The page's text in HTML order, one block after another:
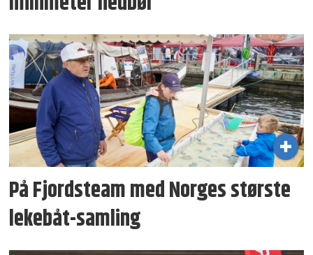
På Fjordsteam med Norges største
lekebåt-samling